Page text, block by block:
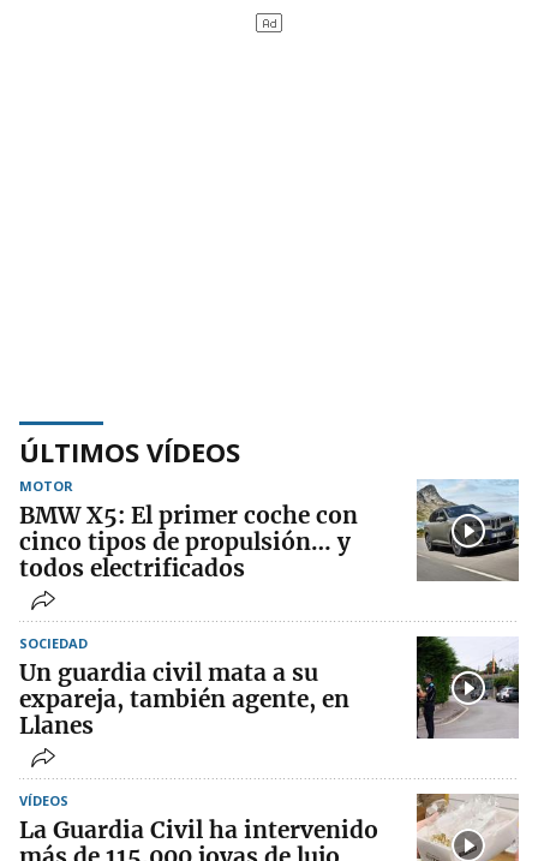
ÚLTIMOS VÍDEOS
MOTOR
BMW X5: El primer coche con
cinco tipos de propulsión… y
todos electrificados
SOCIEDAD
Un guardia civil mata a su
expareja, también agente, en
Llanes
VÍDEOS
La Guardia Civil ha intervenido